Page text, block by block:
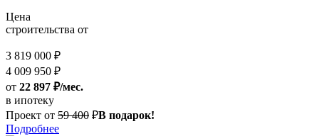
Цена
строительства от
3 819 000 ₽
4 009 950 ₽
от 22 897 ₽/мес.
в ипотеку
Проект от 59 400 ₽В подарок!
Подробнее